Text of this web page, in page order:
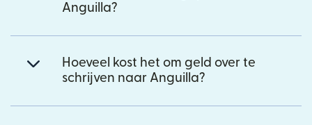
Anguilla?
Hoeveel kost het om geld over te
schrijven naar Anguilla?